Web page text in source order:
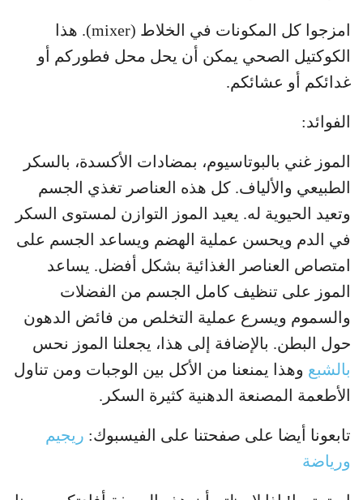
امزجوا كل المكونات في الخلاط (mixer). هذا
الكوكتيل الصحي يمكن أن يحل محل فطوركم أو
غدائكم أو عشائكم.
الفوائد:
الموز غني بالبوتاسيوم، بمضادات الأكسدة، بالسكر
الطبيعي والألياف. كل هذه العناصر تغذي الجسم
وتعيد الحيوية له. يعيد الموز التوازن لمستوى السكر
في الدم ويحسن عملية الهضم ويساعد الجسم على
امتصاص العناصر الغذائية بشكل أفضل. يساعد
الموز على تنظيف كامل الجسم من الفضلات
والسموم ويسرع عملية التخلص من فائض الدهون
حول البطن. بالإضافة إلى هذا، يجعلنا الموز نحس
بالشبع وهذا يمنعنا من الأكل بين الوجبات ومن تناول
الأطعمة المصنعة الدهنية كثيرة السكر.
تابعونا أيضا على صفحتنا على الفيسبوك: ريجيم
ورياضة